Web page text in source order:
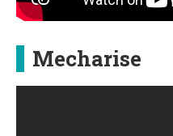
Mecharise